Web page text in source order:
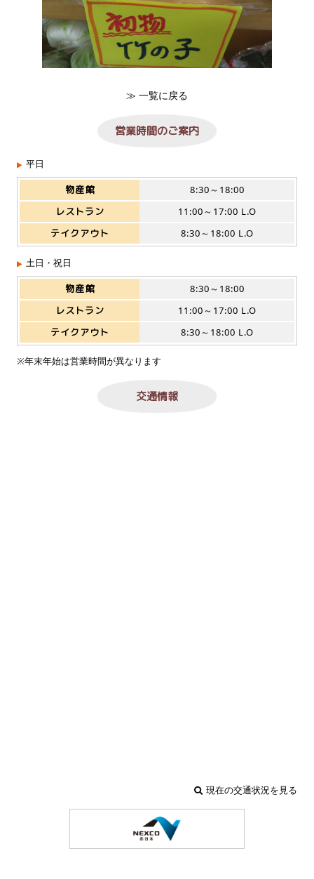
≫ 一覧に戻る
営業時間のご案内
平日
物産館
8:30～18:00
レストラン
11:00～17:00 L.O
テイクアウト
8:30～18:00 L.O
土日・祝日
物産館
8:30～18:00
レストラン
11:00～17:00 L.O
テイクアウト
8:30～18:00 L.O
※年末年始は営業時間が異なります
交通情報
現在の交通状況を見る